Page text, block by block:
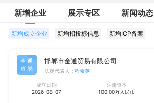
新增企业 展示专区 新闻动态
新增成立企业 新增招投标信息 新增ICP备案
金通
贸易
邯郸市金通贸易有限公司
法定代表人： 程素英
成立日期
2026-08-07
注册资本
100.00万人民币